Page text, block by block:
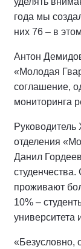
года мы
них 76 – в
Антон
«Молодая
соглашение,
мониторинга
Руководитель
отделения
Данил
проживают
10% –
университета
«Безусловно,